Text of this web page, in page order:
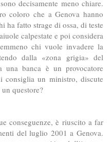
decisamente meno chiare.
coloro che a Genova hanno
ha fatto strage di ossa, di teste
calpestate e poi considera
chi vuole invadere la
dalla «zona grigia» del
una banca è un provocatore
un ministro, discute
questore?
conseguenze, è riuscito a far
del luglio 2001 a Genova.